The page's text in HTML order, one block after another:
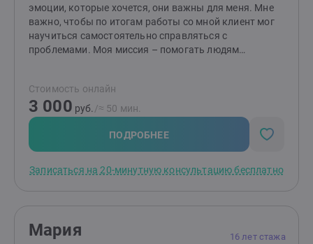
эмоции, которые хочется, они важны для меня. Мне
важно, чтобы по итогам работы со мной клиент мог
научиться самостоятельно справляться с
проблемами. Моя миссия – помогать людям
работы вам отзываются, то буду рада видеть вас на
консультациях. Я работаю индивидуально и в паре от
16 лет (с согласия родителей). НЕ работаю с: теми, кто
не верит в психологию; теми, кого заставили прийти;
тяжёлыми психиатрическими диагнозами; любыми
партнёрами в отношениях.
Стоимость онлайн
3 000 руб. /≈ 50 мин.
ПОДРОБНЕЕ
Записаться на 20-минутную консультацию бесплатно
16 лет стажа
Мария